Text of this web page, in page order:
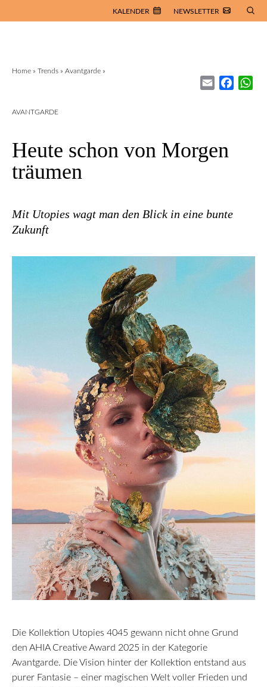
KALENDER NEWSLETTER
Home » Trends » Avantgarde »
Email
AVANTGARDE
Heute schon von Morgen
träumen
Mit Utopies wagt man den Blick in eine bunte
Zukunft
Die Kollektion Utopies 4045 gewann nicht ohne Grund
den AHIA Creative Award 2025 in der Kategorie
Avantgarde. Die Vision hinter der Kollektion entstand aus
purer Fantasie – einer magischen Welt voller Frieden und